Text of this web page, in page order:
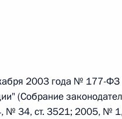
г. № 264-ФЗ
2003 года № 177-ФЗ
(Собрание
34, ст. 3521; 2005, №